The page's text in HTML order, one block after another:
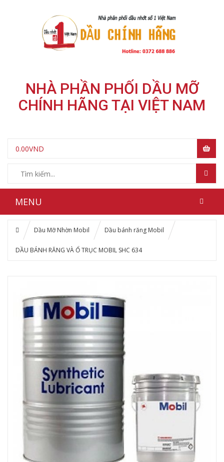
NHÀ PHẦN PHỐI DẦU MỠ
CHÍNH HÃNG TẠI VIỆT NAM
0.00VND
MENU
Dầu Mỡ Nhờn Mobil Dầu bánh răng Mobil
DẦU BÁNH RĂNG VÀ Ổ TRỤC MOBIL SHC 634